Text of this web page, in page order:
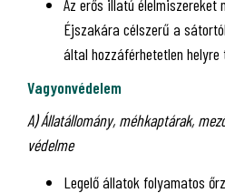
Az erős illatú élelmiszereket
Éjszakára célszerű a
által hozzáférhetetlen helyre
Vagyonvédelem
A) Állatállomány, méhkaptárak,
védelme
Legelő állatok folyamatos